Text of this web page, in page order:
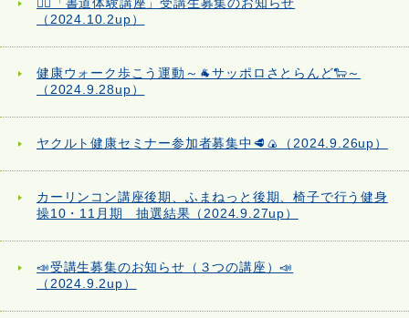
✍🏻「書道体験講座」受講生募集のお知らせ
（2024.10.2up）
健康ウォーク歩こう運動～🐐サッポロさとらんど🐑～
（2024.9.28up）
ヤクルト健康セミナー参加者募集中🥩🍙（2024.9.26up）
カーリンコン講座後期、ふまねっと後期、椅子で行う健身
操10・11月期 抽選結果（2024.9.27up）
📣受講生募集のお知らせ（３つの講座）📣
（2024.9.2up）